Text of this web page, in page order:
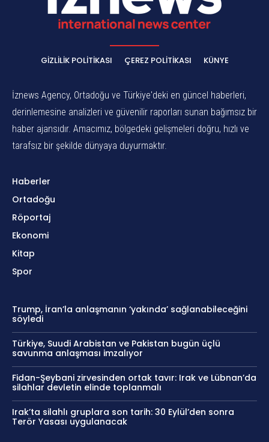
GIZLILIK POLITIKASI ÇEREZ POLITIKASI KÜNYE
İznews Agency, Ortadoğu ve Türkiye'deki en güncel haberleri,
derinlemesine analizleri ve güvenilir raporları sunan bağımsız bir
haber ajansıdır. Amacımız, bölgedeki gelişmeleri doğru, hızlı ve
tarafsız bir şekilde dünyaya duyurmaktır.
Haberler
Ortadoğu
Röportaj
Ekonomi
Kitap
Spor
Trump, İran’la anlaşmanın ‘yakında’ sağlanabileceğini
söyledi
Türkiye, Suudi Arabistan ve Pakistan bugün üçlü
savunma anlaşması imzalıyor
Fidan-Şeybani zirvesinden ortak tavır: Irak ve Lübnan’da
silahlar devletin elinde toplanmalı
Irak’ta silahlı gruplara son tarih: 30 Eylül’den sonra
Terör Yasası uygulanacak